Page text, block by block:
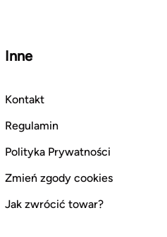
Inne
Kontakt
Regulamin
Polityka Prywatności
Zmień zgody cookies
Jak zwrócić towar?